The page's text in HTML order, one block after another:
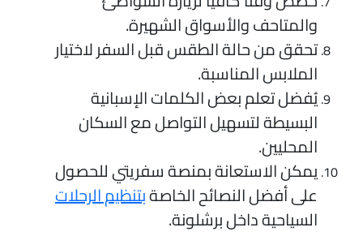
والمتاحف والأسواق الشهيرة.
تحقق من حالة الطقس قبل السفر لاختيار
الملابس المناسبة.
يُفضل تعلم بعض الكلمات الإسبانية
البسيطة لتسهيل التواصل مع السكان
المحليين.
يمكن الاستعانة بمنصة سفريتي للحصول
على أفضل النصائح الخاصةبتنظيم الرحلات
السياحية داخل برشلونة.